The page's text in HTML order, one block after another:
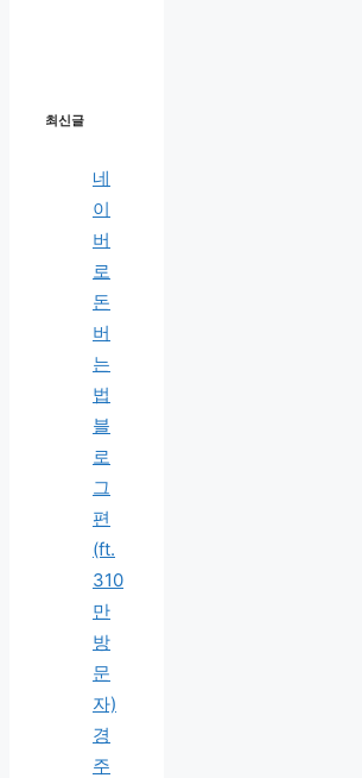
최신글
네
이
버
로
돈
버
는
법
블
로
그
편
(ft.
310
만
방
문
자)
경
주